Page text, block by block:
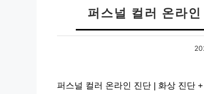
퍼스널 컬러 온라
퍼스널 컬러 온라인 진단 | 화상 진단